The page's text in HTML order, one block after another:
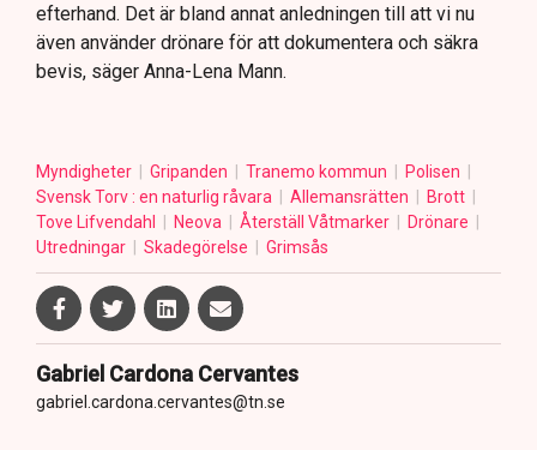
efterhand. Det är bland annat anledningen till att vi nu
även använder drönare för att dokumentera och säkra
bevis, säger Anna-Lena Mann.
Myndigheter Gripanden Tranemo kommun
Polisen
Svensk Torv : en naturlig råvara
Allemansrätten
Brott
Tove Lifvendahl
Neova Återställ Våtmarker
Drönare
Utredningar
Skadegörelse Grimsås
Gabriel Cardona Cervantes
gabriel.cardona.cervantes@tn.se